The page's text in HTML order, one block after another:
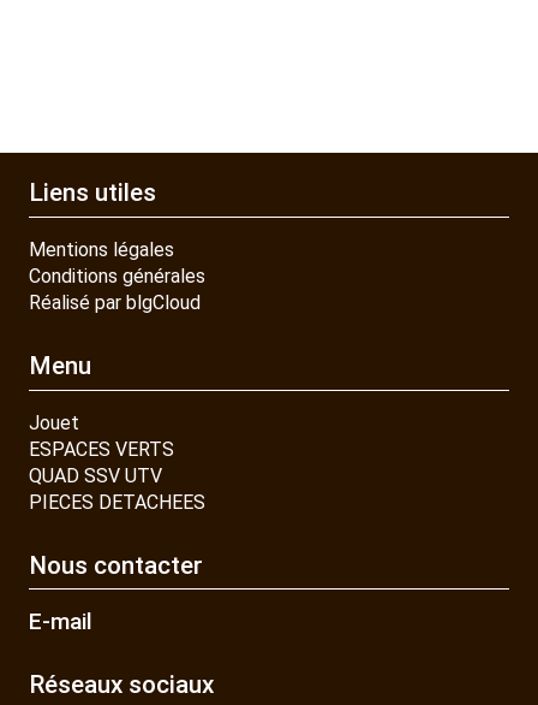
Liens utiles
Mentions légales
Conditions générales
Réalisé par blgCloud
Menu
Jouet
ESPACES VERTS
QUAD SSV UTV
PIECES DETACHEES
Nous contacter
E-mail
Réseaux sociaux